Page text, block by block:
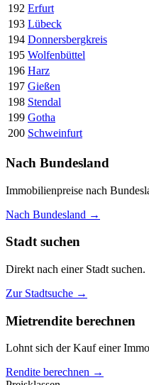
192 Erfurt
193 Lübeck
194 Donnersbergkreis
195 Wolfenbüttel
196 Harz
197 Gießen
198 Stendal
199 Gotha
200 Schweinfurt
Nach Bundesland
Immobilienpreise nach
Nach Bundesland →
Stadt suchen
Direkt nach einer Stadt suchen.
Zur Stadtsuche →
Mietrendite berechnen
Lohnt sich der Kauf einer
Rendite berechnen →